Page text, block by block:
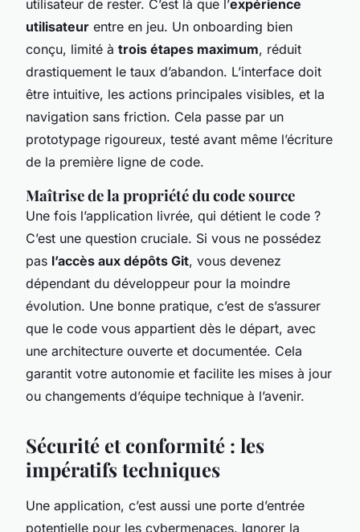
utilisateur de rester. C’est là que l’expérience
utilisateur entre en jeu. Un onboarding bien
conçu, limité à trois étapes maximum, réduit
drastiquement le taux d’abandon. L’interface doit
être intuitive, les actions principales visibles, et la
navigation sans friction. Cela passe par un
prototypage rigoureux, testé avant même l’écriture
de la première ligne de code.
Maîtrise de la propriété du code source
Une fois l’application livrée, qui détient le code ?
C’est une question cruciale. Si vous ne possédez
pas l’accès aux dépôts Git, vous devenez
dépendant du développeur pour la moindre
évolution. Une bonne pratique, c’est de s’assurer
que le code vous appartient dès le départ, avec
une architecture ouverte et documentée. Cela
garantit votre autonomie et facilite les mises à jour
ou changements d’équipe technique à l’avenir.
Sécurité et conformité : les
impératifs techniques
Une application, c’est aussi une porte d’entrée
potentielle pour les cybermenaces. Ignorer la